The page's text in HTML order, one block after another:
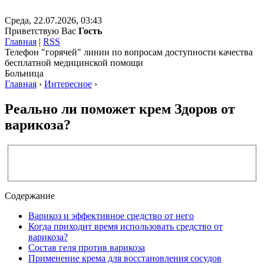
Среда, 22.07.2026, 03:43
Приветствую Вас Гость
Главная | RSS
Телефон "горячей" линии по вопросам доступности качества
бесплатной медицинской помощи
Больница
Главная › Интересное ›
Реально ли поможет крем Здоров от
варикоза?
Содержание
Варикоз и эффективное средство от него
Когда приходит время использовать средство от
варикоза?
Состав геля против варикоза
Применение крема для восстановления сосудов